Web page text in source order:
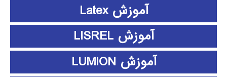
آموزش Latex
آموزش LISREL
آموزش LUMION